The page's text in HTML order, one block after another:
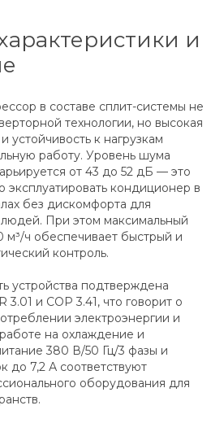
и
в составе сплит-системы не
технологии, но высокая
устойчивость к нагрузкам
работу. Уровень шума
от 43 до 52 дБ — это
эксплуатировать кондиционер в
без дискомфорта для
При этом максимальный
м³/ч обеспечивает быстрый и
контроль.
устройства подтверждена
и COP 3.41, что говорит о
электроэнергии и
на охлаждение и
380 В/50 Гц/3 фазы и
до 7,2 А соответствуют
оборудования для